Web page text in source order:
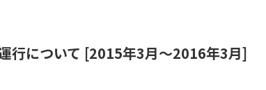
行について [2015年3月～2016年3月]